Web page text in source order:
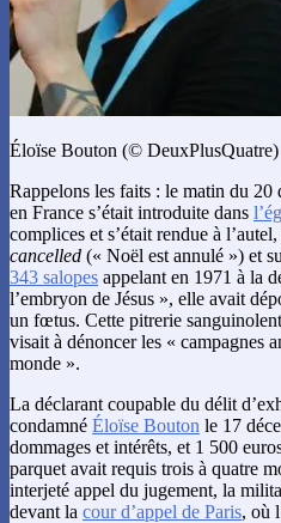
Éloïse Bouton (© DeuxPlusQuatre)
Rappelons les faits : le matin du
en France s’était introduite dans
complices et s’était rendue à
cancelled (« Noël est annulé ») et
343 salopes appelant en 1971 à la
l’embryon de Jésus », elle avait
un fœtus. Cette pitrerie
visait à dénoncer les « campagnes
monde ».
La déclarant coupable du délit
condamné Éloïse Bouton le 17
dommages et intérêts, et 1 500
parquet avait requis trois à quatre
interjeté appel du jugement, la
devant la cour d’appel de Paris, où